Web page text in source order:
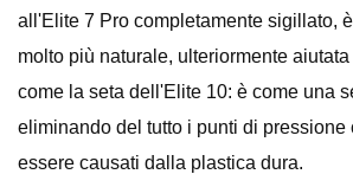
all'Elite 7 Pro completamente sigillato,
molto più naturale, ulteriormente
come la seta dell'Elite 10: è come una
eliminando del tutto i punti di pressione
essere causati dalla plastica dura.